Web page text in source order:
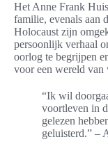
Het Anne Frank
familie, evenals aan
Holocaust zijn
persoonlijk verhaal
oorlog te begrijpen
voor een wereld van
“Ik wil
voortleven in
gelezen
geluisterd.” –